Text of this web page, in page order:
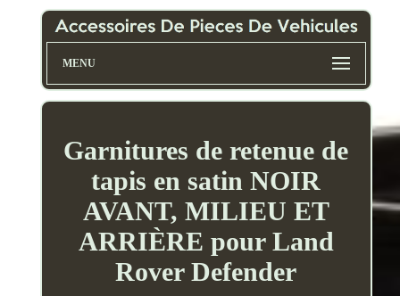
MENU
Garnitures de retenue de
tapis en satin NOIR
AVANT, MILIEU ET
ARRIÈRE pour Land
Rover Defender